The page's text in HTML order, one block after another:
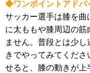
◆ワンポイントアドバ
サッカー選手は膝を
に太ももや膝周辺の
ません。普段とは少
きでやってみてくだ
せると、膝の動きが